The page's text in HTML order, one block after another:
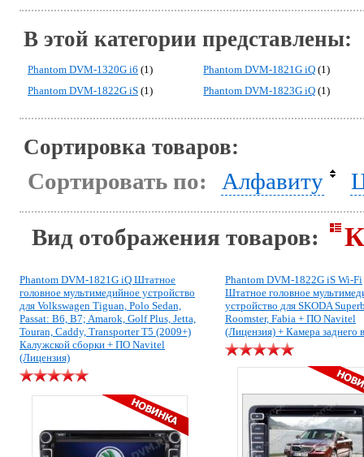
В этой категории представлены:
Phantom DVM-1320G i6 (1) Phantom DVM-1821G iQ (1)
Phantom DVM-1822G iS (1) Phantom DVM-1823G iQ (1)
Сортировка товаров:
Сортировать по: Алфавиту
Вид отображения товаров:
Phantom DVM-1821G iQ Штатное
головное мультимедийное устройство
для Volkswagen Tiguan, Polo Sedan,
Passat: B6, B7; Amarok, Golf Plus, Jetta,
Touran, Caddy, Transporter T5 (2009+)
Калужской сборки + ПО Navitel
(Лицензия)
Phantom DVM-1822G iS Wi-Fi
Штатное головное
устройство для SKODA
Roomster, Fabia + ПО Navitel
(Лицензия) + Камера заднего